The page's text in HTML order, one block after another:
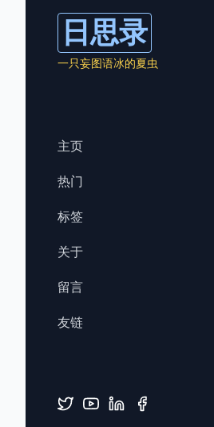
日思录
一只妄图语冰的夏虫
主页
热门
标签
关于
留言
友链